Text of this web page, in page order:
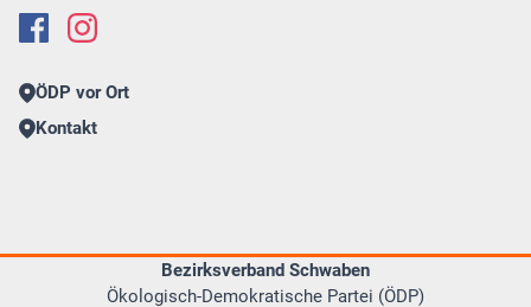
ÖDP vor Ort
Kontakt
Bezirksverband Schwaben
Ökologisch-Demokratische Partei (ÖDP)